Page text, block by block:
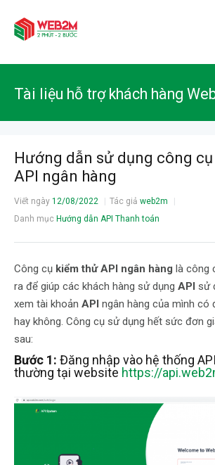
Tài liệu hỗ trợ khách hàng
Hướng dẫn sử dụng công
API ngân hàng
Viết ngày 12/08/2022 Tác giả web2m
Danh mục Hướng dẫn API Thanh toán
Công cụ kiểm thử API ngân hàng là công
ra để giúp các khách hàng sử dụng API sử
xem tài khoản API ngân hàng của mình có
hay không. Công cụ sử dụng hết sức đơn
sau:
Bước 1: Đăng nhập vào hệ thống
thường tại website https://